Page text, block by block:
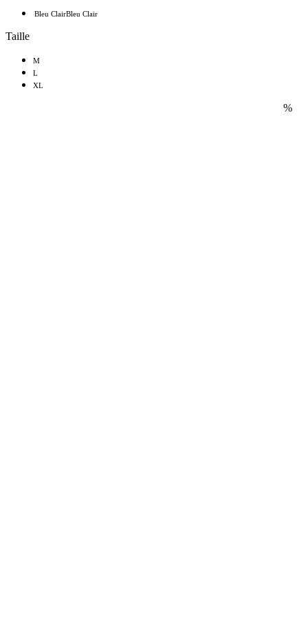
Bleu ClairBleu Clair
Taille
M
L
XL
%